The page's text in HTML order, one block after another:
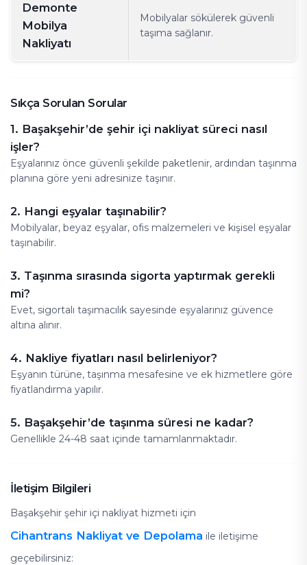
Demonte
Mobilya
Nakliyatı
Mobilyalar sökülerek güvenli
taşıma sağlanır.
Sıkça Sorulan Sorular
1. Başakşehir’de şehir içi nakliyat süreci nasıl
işler?
Eşyalarınız önce güvenli şekilde paketlenir, ardından taşınma
planına göre yeni adresinize taşınır.
2. Hangi eşyalar taşınabilir?
Mobilyalar, beyaz eşyalar, ofis malzemeleri ve kişisel eşyalar
taşınabilir.
3. Taşınma sırasında sigorta yaptırmak gerekli
mi?
Evet, sigortalı taşımacılık sayesinde eşyalarınız güvence
altına alınır.
4. Nakliye fiyatları nasıl belirleniyor?
Eşyanın türüne, taşınma mesafesine ve ek hizmetlere göre
fiyatlandırma yapılır.
5. Başakşehir’de taşınma süresi ne kadar?
Genellikle 24-48 saat içinde tamamlanmaktadır.
İletişim Bilgileri
Başakşehir şehir içi nakliyat hizmeti için
Cihantrans Nakliyat ve Depolama ile iletişime
geçebilirsiniz: